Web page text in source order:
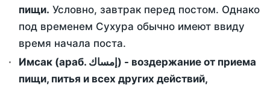
пищи. Условно, завтрак перед постом. Однако
под временем Сухура обычно имеют ввиду
время начала поста.
Имсак (араб. إمساك) - воздержание от приема
пищи, питья и всех других действий,